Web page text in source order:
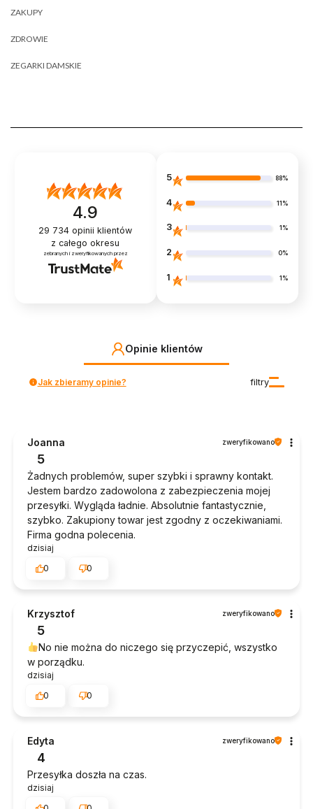
ZAKUPY
ZDROWIE
ZEGARKI DAMSKIE
4.9
29 734 opinii klientów
z całego okresu
zebranych i zweryfikowanych przez
5 88%
4 11%
3 1%
2 0%
1 1%
Opinie klientów
filtry
Jak zbieramy opinie?
Joanna zweryfikowano
5
Żadnych problemów, super szybki i sprawny kontakt.
Jestem bardzo zadowolona z zabezpieczenia mojej
przesyłki. Wygląda ładnie. Absolutnie fantastycznie,
szybko. Zakupiony towar jest zgodny z oczekiwaniami.
Firma godna polecenia.
dzisiaj
0
0
Krzysztof zweryfikowano
5
No nie można do niczego się przyczepić, wszystko
w porządku.
dzisiaj
0
0
Edyta zweryfikowano
4
Przesyłka doszła na czas.
dzisiaj